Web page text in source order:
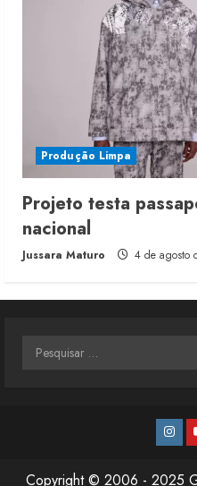
Produção Limpa
Projeto testa
nacional
Jussara Maturo 4 de agosto
Pesquisar
Copyright © 2006 - 2025